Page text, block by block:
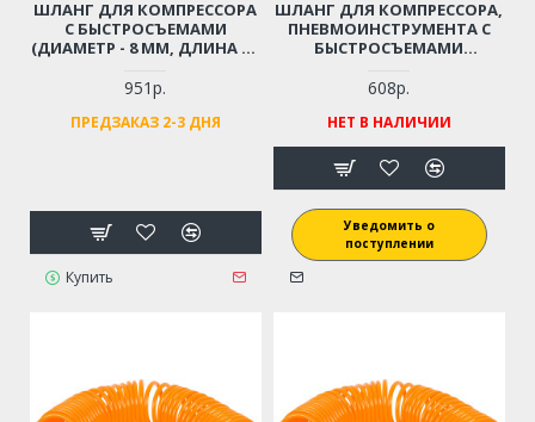
ШЛАНГ ДЛЯ КОМПРЕССОРА
С БЫСТРОСЪЕМАМИ
(ДИАМЕТР - 8 ММ, ДЛИНА - 9
951р.
ПРЕДЗАКАЗ 2-3 ДНЯ
Купить
ШЛАНГ ДЛЯ КОМПРЕССОРА,
ПНЕВМОИНСТРУМЕНТА С
БЫСТРОСЪЕМАМИ
10 М)
608р.
НЕТ В НАЛИЧИИ
Уведомить о
поступлении